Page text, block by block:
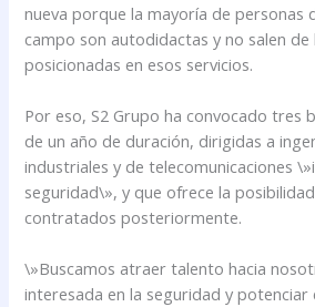
nueva porque la mayoría de personas
campo son autodidactas y no salen de
posicionadas en esos servicios.
Por eso, S2 Grupo ha convocado tres
de un año de duración, dirigidas a
industriales y de telecomunicaciones
seguridad\», y que ofrece la
contratados posteriormente.
\»Buscamos atraer talento hacia
interesada en la seguridad y